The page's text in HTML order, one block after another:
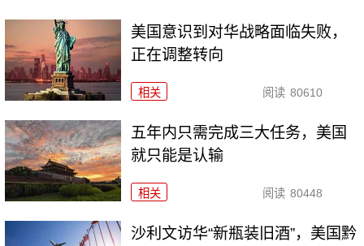
美国意识到对华战略面临失败，
正在调整转向
相关 阅读 80610
五年内只需完成三大任务，美国
就只能是认输
相关 阅读 80448
沙利文访华“新瓶装旧酒”，美国黔